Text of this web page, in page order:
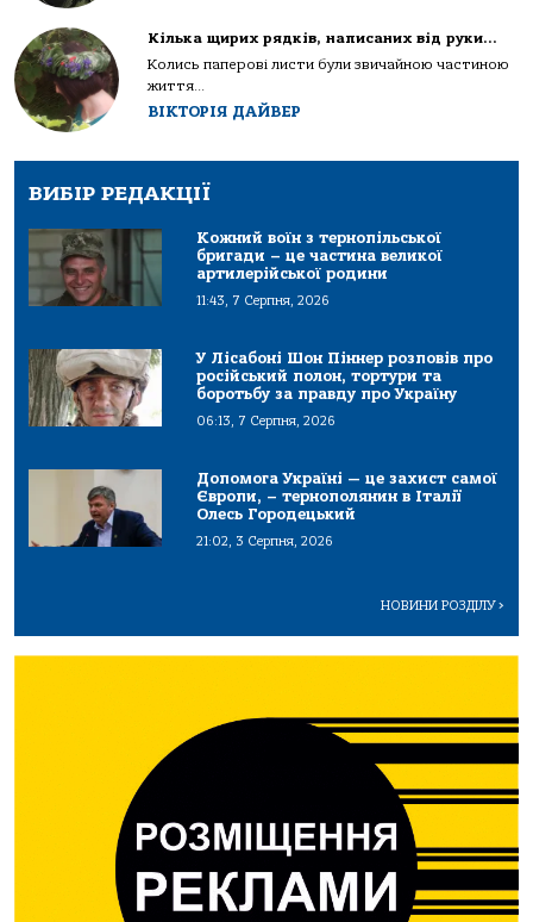
Кілька щирих рядків, написаних від руки…
Колись паперові листи були звичайною частиною
життя...
ВІКТОРІЯ ДАЙВЕР
ВИБІР РЕДАКЦІЇ
Кожний воїн з тернопільської
бригади – це частина великої
артилерійської родини
11:43, 7 Серпня, 2026
У Лісабоні Шон Піннер розповів про
російський полон, тортури та
боротьбу за правду про Україну
06:13, 7 Серпня, 2026
Допомога Україні — це захист самої
Європи, – тернополянин в Італії
Олесь Городецький
21:02, 3 Серпня, 2026
НОВИНИ РОЗДІЛУ>